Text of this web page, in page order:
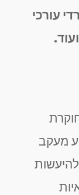
עורכי
מעקב